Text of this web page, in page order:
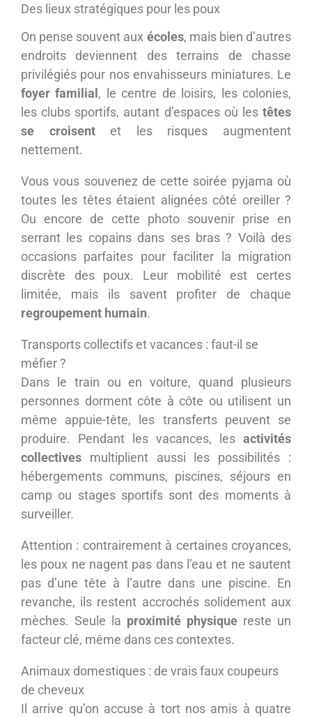
Des lieux stratégiques pour les poux
On pense souvent aux écoles, mais bien d’autres
endroits deviennent des terrains de chasse
privilégiés pour nos envahisseurs miniatures. Le
foyer familial, le centre de loisirs, les colonies,
les clubs sportifs, autant d’espaces où les têtes
se croisentet les risques augmentent
nettement.
Vous vous souvenez de cette soirée pyjama où
toutes les têtes étaient alignées côté oreiller ?
Ou encore de cette photo souvenir prise en
serrant les copains dans ses bras ? Voilà des
occasions parfaites pour faciliter la migration
discrète des poux. Leur mobilité est certes
limitée, mais ils savent profiter de chaque
regroupement humain.
Transports collectifs et vacances : faut-il se
méfier ?
Dans le train ou en voiture, quand plusieurs
personnes dorment côte à côte ou utilisent un
même appuie-tête, les transferts peuvent se
produire. Pendant les vacances, les activités
collectives multiplient aussi les possibilités :
hébergements communs, piscines, séjours en
camp ou stages sportifs sont des moments à
surveiller.
Attention : contrairement à certaines croyances,
les poux ne nagent pas dans l’eau et ne sautent
pas d’une tête à l’autre dans une piscine. En
revanche, ils restent accrochés solidement aux
mèches. Seule la proximité physique reste un
facteur clé, même dans ces contextes.
Animaux domestiques : de vrais faux coupeurs
de cheveux
Il arrive qu’on accuse à tort nos amis à quatre